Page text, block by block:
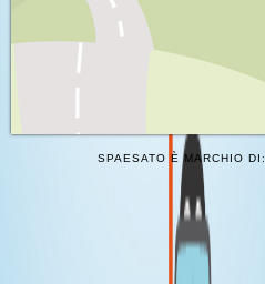
SPAESATO È MARCHIO DI: